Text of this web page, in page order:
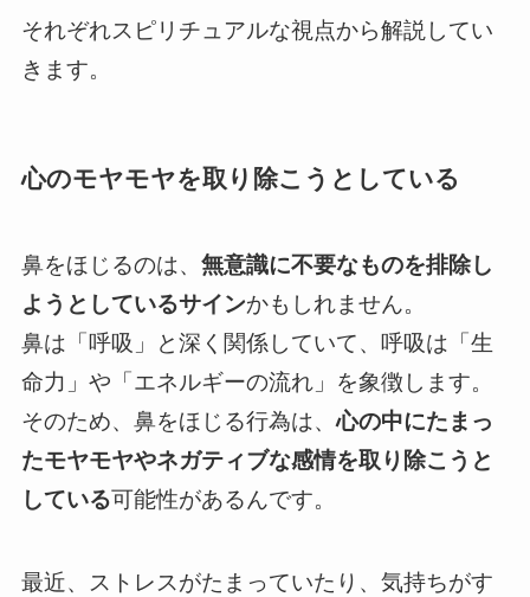
それぞれスピリチュアルな視点から解説してい
きます。
心のモヤモヤを取り除こうとしている
鼻をほじるのは、 無意識に不要なものを排除し
ようとしているサインかもしれません。
鼻は「呼吸」と深く関係していて、呼吸は「生
命力」や「エネルギーの流れ」を象徴します。
そのため、鼻をほじる行為は、心の中にたまっ
たモヤモヤやネガティブな感情を取り除こうと
している可能性があるんです。
最近、ストレスがたまっていたり、気持ちがす